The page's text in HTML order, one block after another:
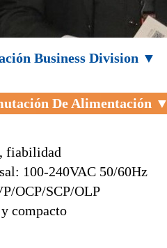
Business Division ▼
De Alimentación ▼
fiabilidad
100-240VAC 50/60Hz
OCP/SCP/OLP
compacto